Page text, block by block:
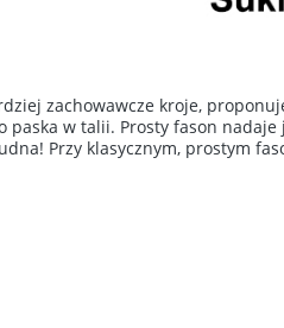
zachowawcze kroje,
paska w talii. Prosty fason
Przy klasycznym, prostym